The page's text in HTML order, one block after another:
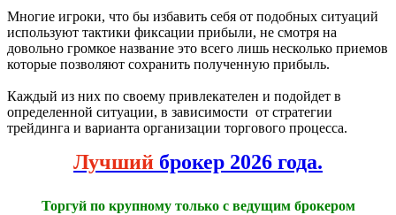
Многие игроки, что бы избавить себя от подобных ситуаций
используют тактики фиксации прибыли, не смотря на
довольно громкое название это всего лишь несколько приемов
которые позволяют сохранить полученную прибыль.
Каждый из них по своему привлекателен и подойдет в
определенной ситуации, в зависимости от стратегии
трейдинга и варианта организации торгового процесса.
Лучший брокер 2026 года.
Торгуй по крупному только с ведущим брокером